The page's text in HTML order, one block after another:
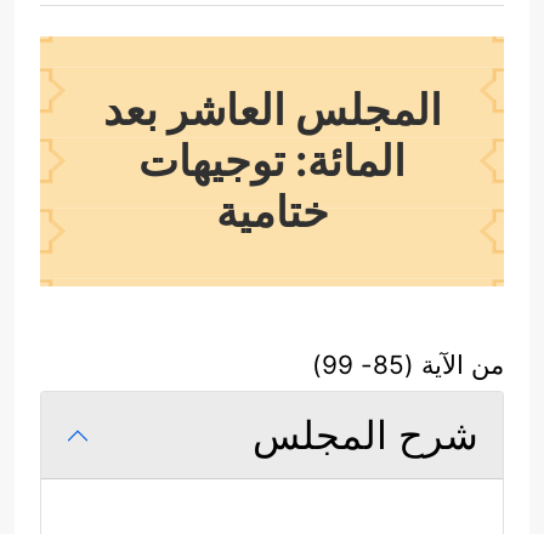
المجلس العاشر بعد
المائة: توجيهات
ختامية
من الآية (85- 99)
شرح المجلس